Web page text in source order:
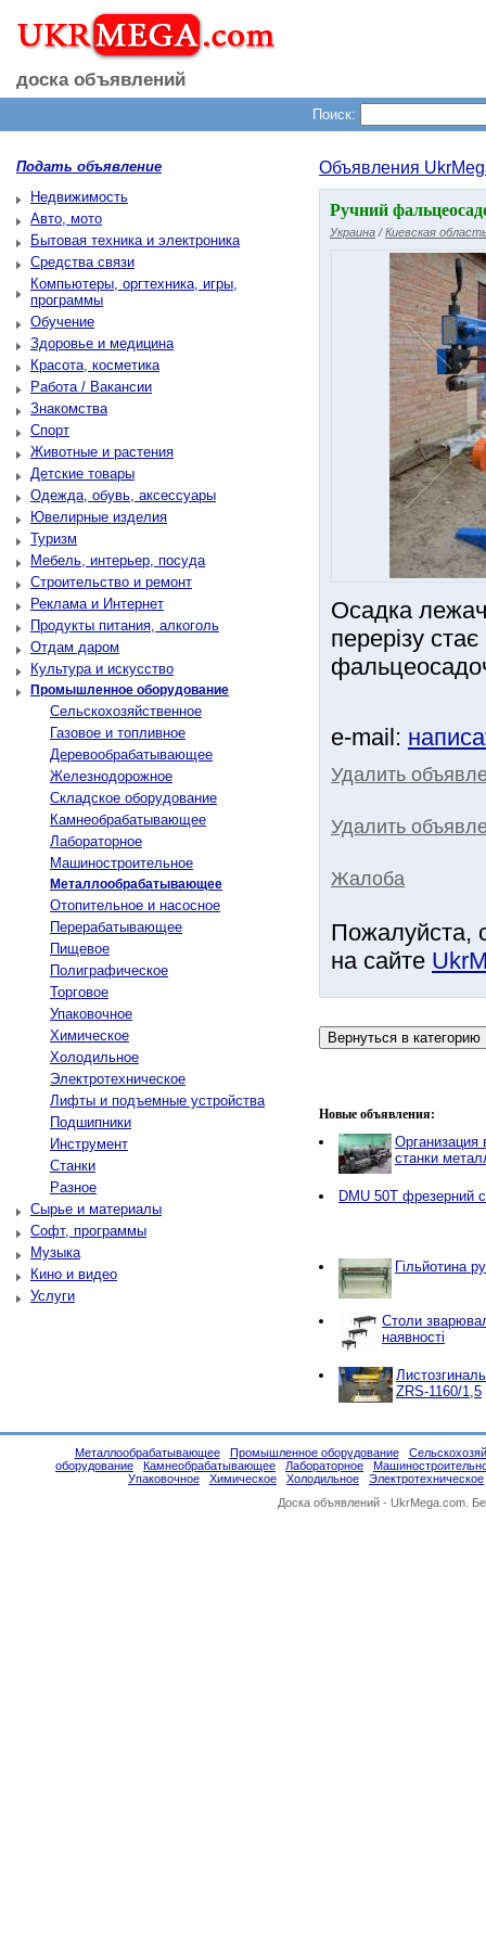
доска объявлений
Поиск:
Подать объявление
Недвижимость
Авто, мото
Бытовая техника и электроника
Средства связи
Компьютеры, оргтехника, игры,
программы
Обучение
Здоровье и медицина
Красота, косметика
Работа / Вакансии
Знакомства
Спорт
Животные и растения
Детские товары
Одежда, обувь, аксессуары
Ювелирные изделия
Туризм
Мебель, интерьер, посуда
Строительство и ремонт
Реклама и Интернет
Продукты питания, алкоголь
Отдам даром
Культура и искусство
Промышленное оборудование
Сельскохозяйственное
Газовое и топливное
Деревообрабатывающее
Железнодорожное
Складское оборудование
Камнеобрабатывающее
Лабораторное
Машиностроительное
Металлообрабатывающее
Отопительное и насосное
Перерабатывающее
Пищевое
Полиграфическое
Торговое
Упаковочное
Химическое
Холодильное
Электротехническое
Лифты и подъемные устройства
Подшипники
Инструмент
Станки
Разное
Сырье и материалы
Софт, программы
Музыка
Кино и видео
Услуги
Объявления
Ручний
Украина /Киевская
Осадка
перерізу
e-mail:
Удалить
Удалить
Жалоба
Пожалуйста,
на сайте
Новые объявления:
Организация
станки
DMU 50T фрезерний
Гільйотина
Столи
наявності
ZRS-1160/1,5
Металлообрабатывающее Промышленное оборудование
оборудование
Камнеобрабатывающее Лабораторное
Упаковочное
Химическое Холодильное
Электротехническое
Доска объявлений - UkrMega.com.